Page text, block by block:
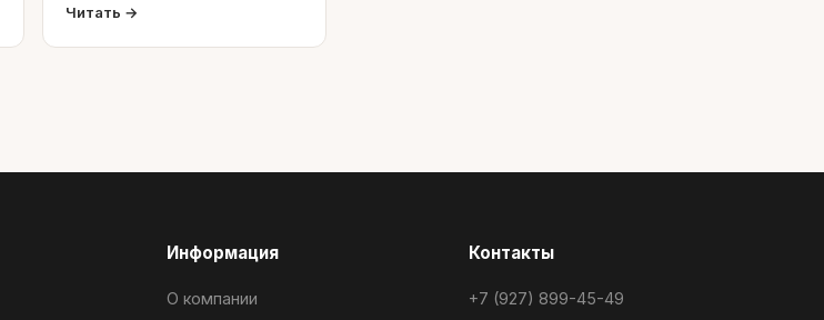
покупкой.
Читать →
Информация
О компании
Контакты
+7 (927) 899-45-49